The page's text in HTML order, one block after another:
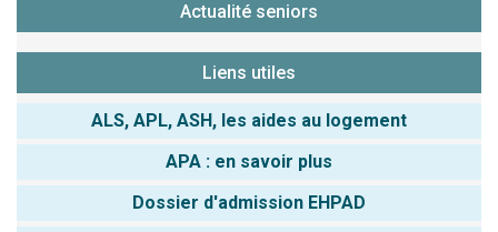
Actualité seniors
Liens utiles
ALS, APL, ASH, les aides au logement
APA : en savoir plus
Dossier d'admission EHPAD